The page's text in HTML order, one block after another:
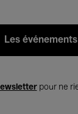
Les
pour ne